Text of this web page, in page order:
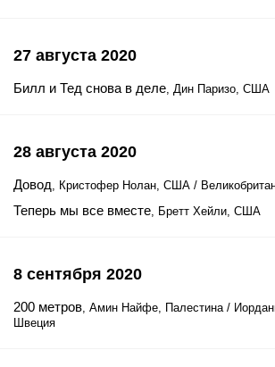
27 августа 2020
Билл и Тед снова в деле, Дин Паризо, США
28 августа 2020
Довод, Кристофер Нолан, США /
Теперь мы все вместе, Бретт Хейли, США
8 сентября 2020
200 метров, Амин Найфе, Палестина /
Швеция